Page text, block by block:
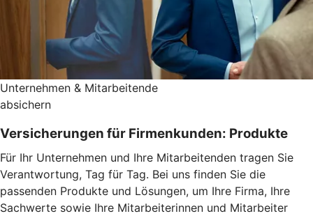
Unternehmen & Mitarbeitende
absichern
Versicherungen für Firmenkunden: Produkte
Für Ihr Unternehmen und Ihre Mitarbeitenden tragen Sie
Verantwortung, Tag für Tag. Bei uns finden Sie die
passenden Produkte und Lösungen, um Ihre Firma, Ihre
Sachwerte sowie Ihre Mitarbeiterinnen und Mitarbeiter